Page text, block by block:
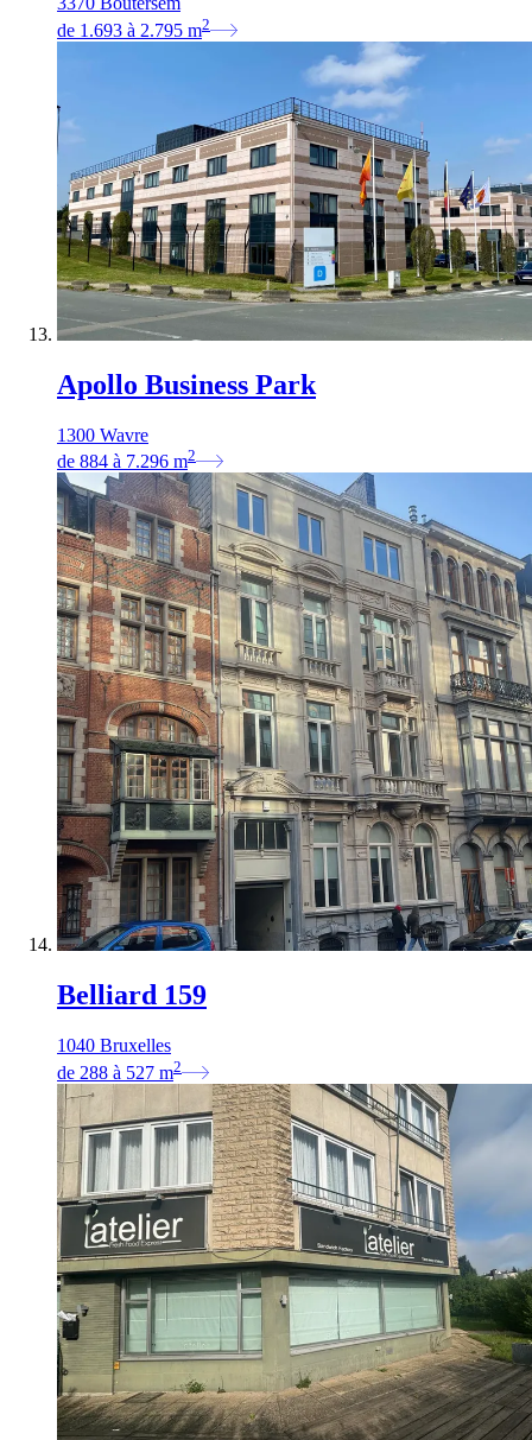
de 1.693 à 2.795 m2
Apollo Business Park
1300 Wavre
de 884 à 7.296 m2
Belliard 159
1040 Bruxelles
de 288 à 527 m2